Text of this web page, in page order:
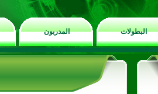
البطولات المدربون